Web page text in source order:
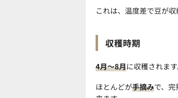
これは、温度差で豆が
収穫時期
4月～8月に収穫されます
ほとんどが手摘みで、